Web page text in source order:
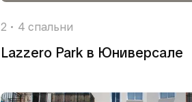
2 4 спальни
Lazzero Park в Юниверсале